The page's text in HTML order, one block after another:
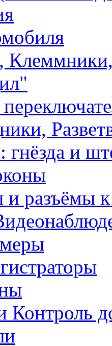
гнёзда и
разъёмы
Контроль